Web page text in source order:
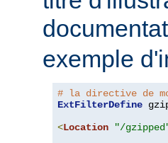
exemple
# la directive de
ExtFilterDefine
<Location "/